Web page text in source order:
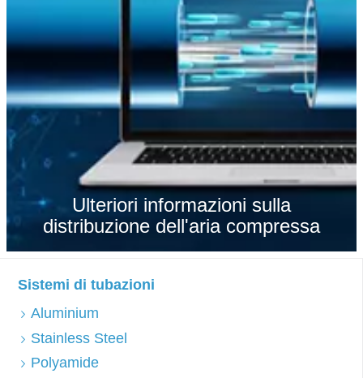
Ulteriori informazioni sulla
distribuzione dell'aria compressa
Sistemi di tubazioni
Aluminium
Stainless Steel
Polyamide